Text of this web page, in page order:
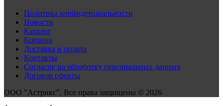
Политика конфиденциальности
Новости
Каталог
Корзина
Доставка и оплата
Контакты
Согласие на обработку персональных данных
Договор оферты
ООО "Астрикс". Все права защищены © 2026